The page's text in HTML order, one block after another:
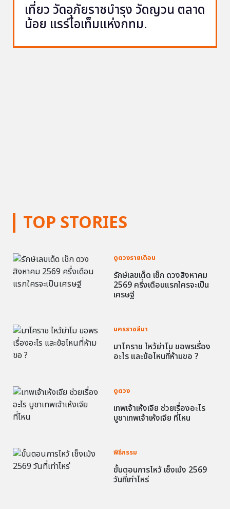
TOP STORIES
ดูดวงรายเดือน
รักษ์เลขเด็ด เช็ก ดวงสิงหาคม
2569 ครึ่งเดือนแรกใครจะเป็น
เศรษฐี
นครราชสีมา
มาโคราช ไหว้ย่าโม ขอพรเรื่อง
อะไร และข้อไหนที่ห้ามขอ ?
ดูดวง
เทพเจ้าเห้งเจีย ช่วยเรื่องอะไร
บูชาเทพเจ้าเห้งเจีย ที่ไหน
พิธีกรรม
ขั้นตอนการไหว้ เช็งเม้ง 2569
วันที่เท่าไหร่
เที่ยว วัดอุภัยราชบำรุง วัดญวน ตลาด
น้อย แรร์ไอเท็มแห่งกทม.